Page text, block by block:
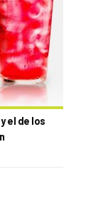
el de los